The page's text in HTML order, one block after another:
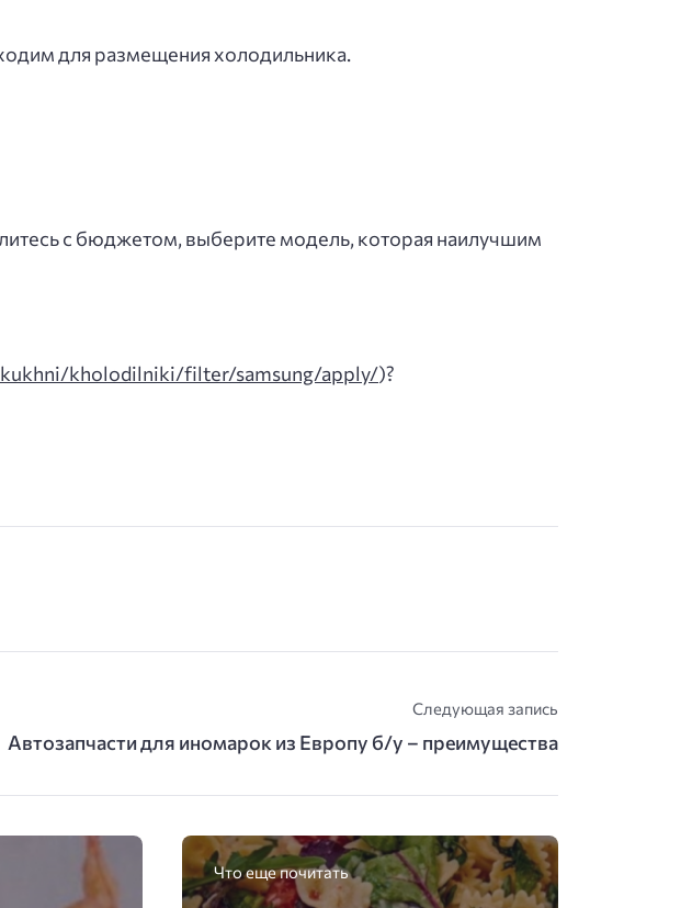
для размещения холодильника.
с бюджетом, выберите модель, которая наилучшим
kholodilniki/filter/samsung/apply/)?
Следующая запись
Автозапчасти для иномарок из Европу б/у – преимущества
Что еще почитать